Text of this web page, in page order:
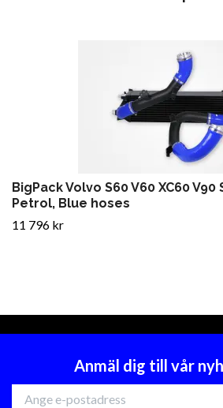
BigPack Volvo S60 V60 XC60 V90
Petrol, Blue hoses
11 796 kr
Anmäl dig till vår